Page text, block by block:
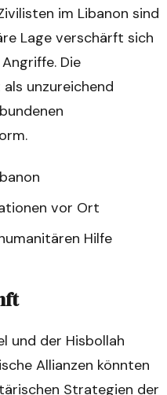
im Libanon sind
Lage verschärft sich
Die
unzureichend
vor Ort
Hilfe
und der Hisbollah
Allianzen könnten
Strategien der